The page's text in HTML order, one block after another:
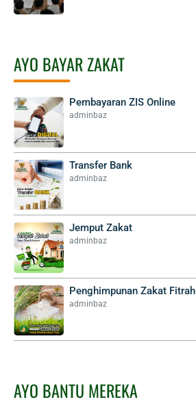
AYO BAYAR ZAKAT
Pembayaran ZIS Online
adminbaz
Transfer Bank
adminbaz
Jemput Zakat
adminbaz
Penghimpunan Zakat Fitrah
adminbaz
AYO BANTU MEREKA